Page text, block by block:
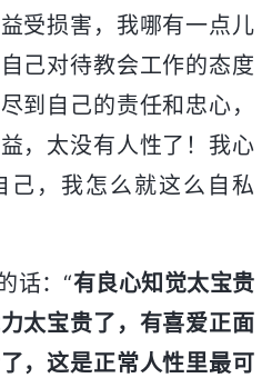
受损害，我哪有一点儿
己对待教会工作的态度
到自己的责任和忠心，
，太没有人性了！我心
己，我怎么就这么自私
话：“有良心知觉太宝贵
太宝贵了，有喜爱正面
，这是正常人性里最可